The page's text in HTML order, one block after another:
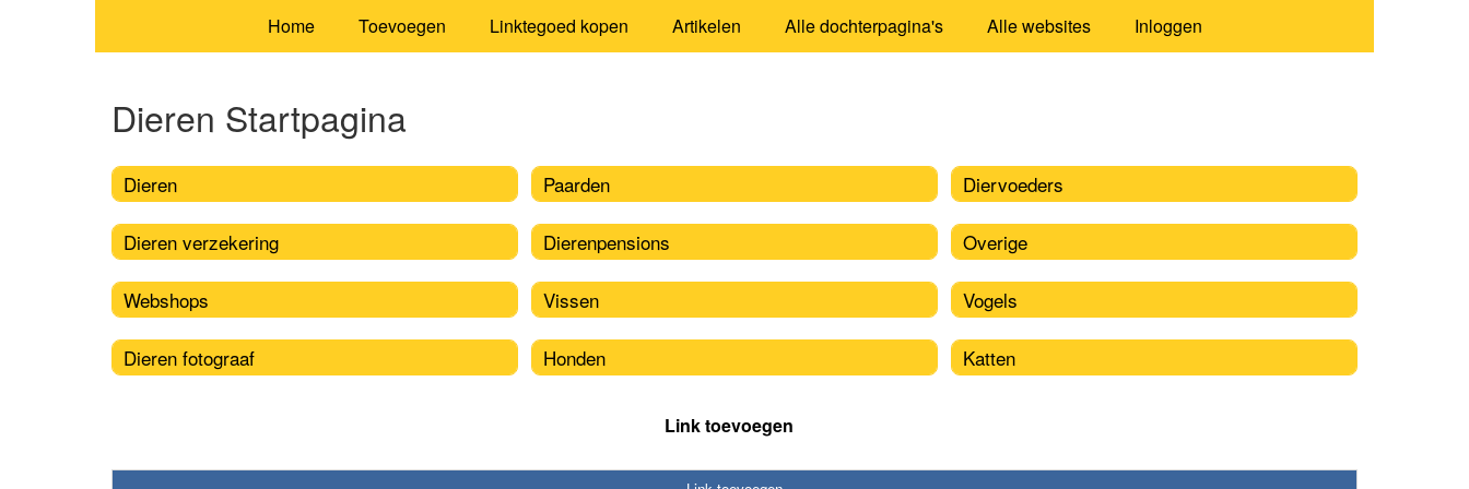
Home Toevoegen Linktegoed kopen Artikelen Alle dochterpagina's Alle websites Inloggen
Dieren Startpagina
Dieren
Dieren verzekering
Webshops
Dieren fotograaf
Paarden
Dierenpensions
Vissen
Honden
Diervoeders
Overige
Vogels
Katten
Link toevoegen